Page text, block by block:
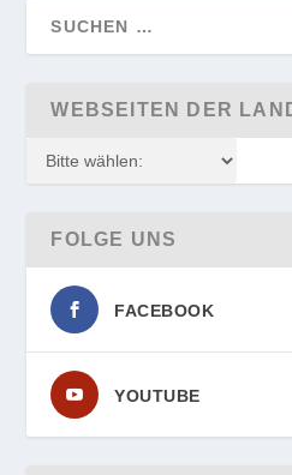
WEBSEITEN DER
FOLGE UNS
FACEBOOK
YOUTUBE